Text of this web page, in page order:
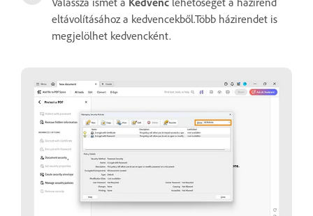
eltávolításához a kedvencekből.Több házirendet is
megjelölhet kedvencként.